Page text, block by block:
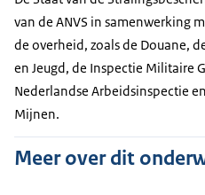
van de ANVS in samenwerking
de overheid, zoals de Douane,
en Jeugd, de Inspectie Militaire
Nederlandse Arbeidsinspectie
Mijnen.
Meer over dit